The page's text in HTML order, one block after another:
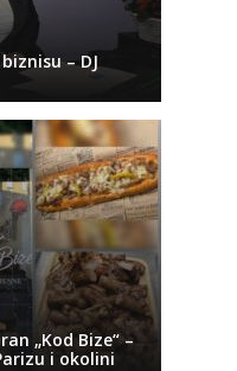
– DJ
„Kod Bize“ –
i okolini